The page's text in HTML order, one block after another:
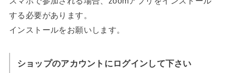
する必要があります。
インストールをお願いします。
ショップのアカウントにログインして下さい